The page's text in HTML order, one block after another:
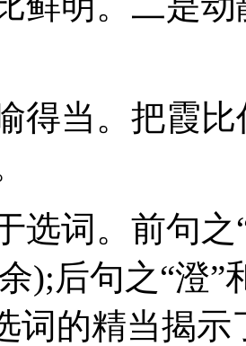
。把霞比
。前句之“
);后句之“澄”
词的精当揭